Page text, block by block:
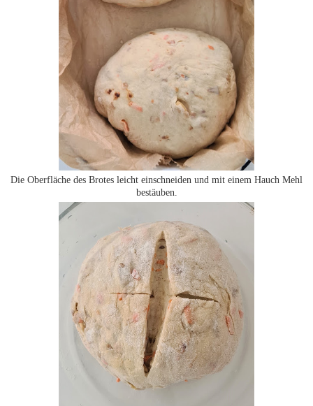
Die Oberfläche des Brotes leicht einschneiden und mit einem Hauch Mehl
bestäuben.